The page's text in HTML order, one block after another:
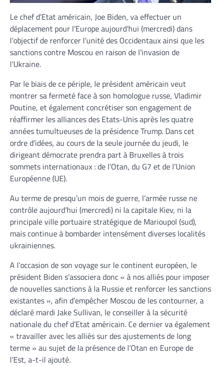
Le chef d’Etat américain, Joe Biden, va effectuer un
déplacement pour l’Europe aujourd’hui (mercredi) dans
l’objectif de renforcer l’unité des Occidentaux ainsi que les
sanctions contre Moscou en raison de l’invasion de
l’Ukraine.
Par le biais de ce périple, le président américain veut
montrer sa fermeté face à son homologue russe, Vladimir
Poutine, et également concrétiser son engagement de
réaffirmer les alliances des Etats-Unis après les quatre
années tumultueuses de la présidence Trump. Dans cet
ordre d’idées, au cours de la seule journée du jeudi, le
dirigeant démocrate prendra part à Bruxelles à trois
sommets internationaux : de l’Otan, du G7 et de l’Union
Européenne (UE).
Au terme de presqu’un mois de guerre, l’armée russe ne
contrôle aujourd’hui (mercredi) ni la capitale Kiev, ni la
principale ville portuaire stratégique de Marioupol (sud),
mais continue à bombarder intensément diverses localités
ukrainiennes.
A l’occasion de son voyage sur le continent européen, le
président Biden s’associera donc « à nos alliés pour imposer
de nouvelles sanctions à la Russie et renforcer les sanctions
existantes », afin d’empêcher Moscou de les contourner, a
déclaré mardi Jake Sullivan, le conseiller à la sécurité
nationale du chef d’Etat américain. Ce dernier va également
« travailler avec les alliés sur des ajustements de long
terme » au sujet de la présence de l’Otan en Europe de
l’Est, a-t-il ajouté.